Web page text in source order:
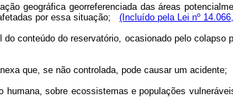
geográfica georreferenciada das áreas
por essa situação; (Incluído pela Lei nº
conteúdo do reservatório, ocasionado pelo
que, se não controlada, pode causar um acidente;
sobre ecossistemas e populações